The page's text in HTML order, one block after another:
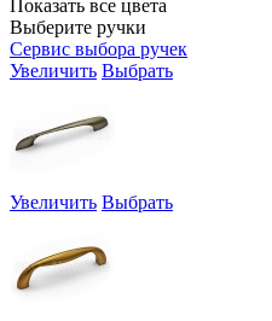
Показать все цвета
Выберите ручки
Сервис выбора ручек
Увеличить Выбрать
Увеличить Выбрать